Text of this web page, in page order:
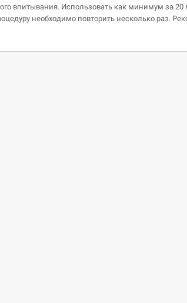
впитывания. Использовать как минимум за
необходимо повторить несколько раз.